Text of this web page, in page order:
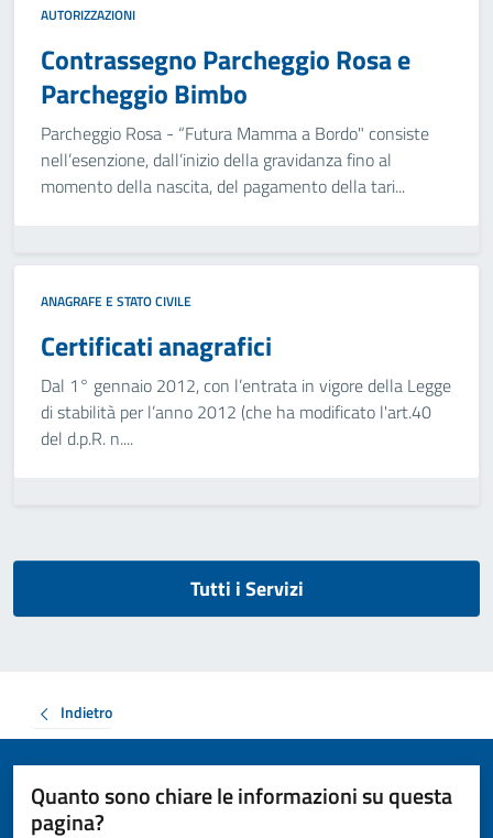
AUTORIZZAZIONI
Contrassegno Parcheggio Rosa e
Parcheggio Bimbo
Parcheggio Rosa - “Futura Mamma a Bordo" consiste
nell’esenzione, dall’inizio della gravidanza fino al
momento della nascita, del pagamento della tari...
ANAGRAFE E STATO CIVILE
Certificati anagrafici
Dal 1° gennaio 2012, con l’entrata in vigore della Legge
di stabilità per l’anno 2012 (che ha modificato l'art.40
del d.p.R. n....
Tutti i Servizi
Indietro
Quanto sono chiare le informazioni su questa
pagina?